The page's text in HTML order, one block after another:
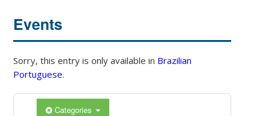
Events
Sorry, this entry is only available in Brazilian
Portuguese.
Categories
4:00
5:00